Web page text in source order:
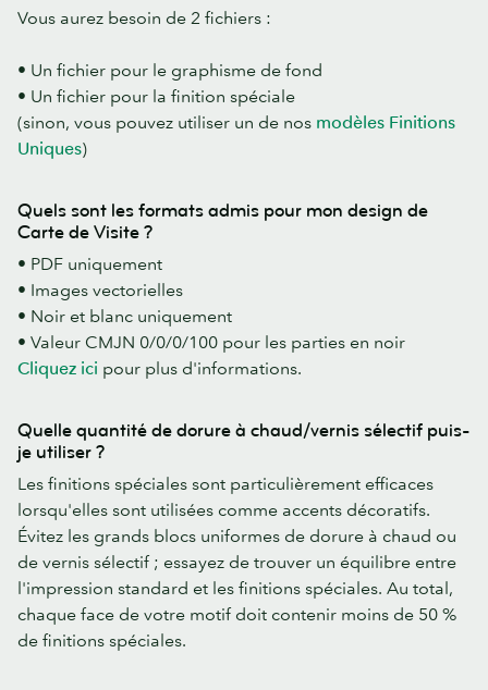
Vous aurez besoin de 2 fichiers :
• Un fichier pour le graphisme de fond
• Un fichier pour la finition spéciale
(sinon, vous pouvez utiliser un de nos modèles Finitions
Uniques)
Quels sont les formats admis pour mon design de
Carte de Visite ?
• PDF uniquement
• Images vectorielles
• Noir et blanc uniquement
• Valeur CMJN 0/0/0/100 pour les parties en noir
Cliquez ici pour plus d'informations.
Quelle quantité de dorure à chaud/vernis sélectif puis-
je utiliser ?
Les finitions spéciales sont particulièrement efficaces
lorsqu'elles sont utilisées comme accents décoratifs.
Évitez les grands blocs uniformes de dorure à chaud ou
de vernis sélectif ; essayez de trouver un équilibre entre
l'impression standard et les finitions spéciales. Au total,
chaque face de votre motif doit contenir moins de 50 %
de finitions spéciales.